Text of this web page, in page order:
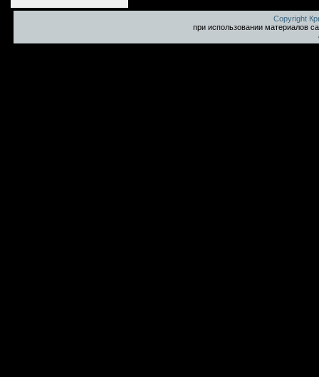
Copyright
при использовании материалов